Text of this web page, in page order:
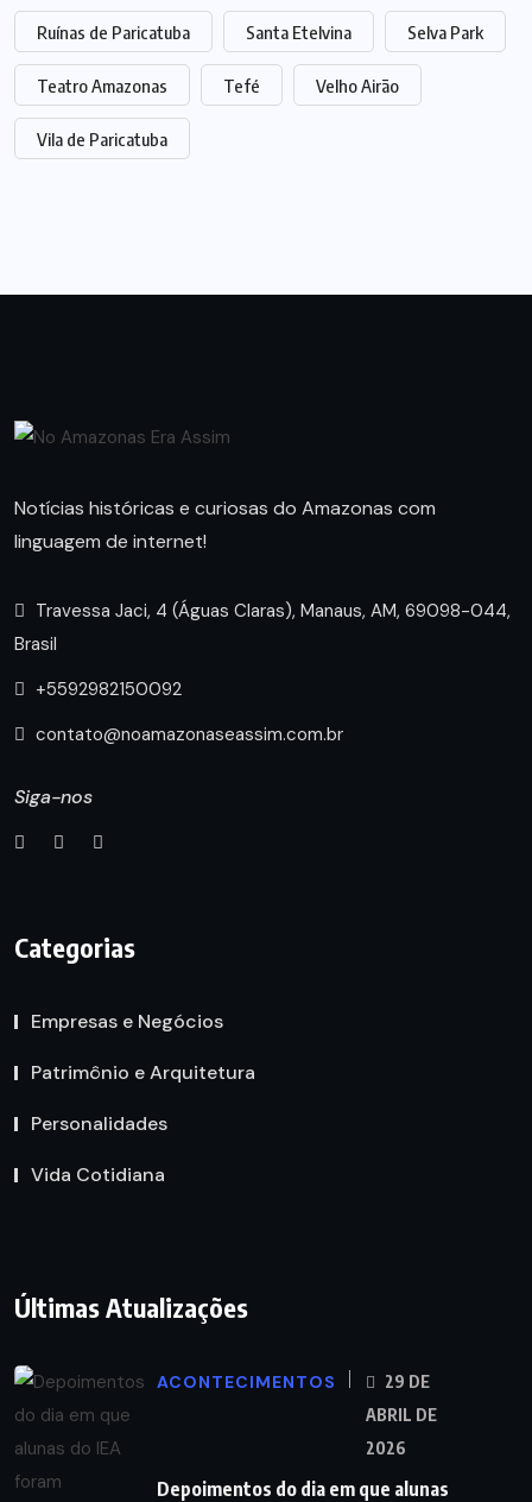
Ruínas de Paricatuba Santa Etelvina Selva Park
Teatro Amazonas Tefé Velho Airão
Vila de Paricatuba
Notícias históricas e curiosas do Amazonas com
linguagem de internet!
Travessa Jaci, 4 (Águas Claras), Manaus, AM, 69098-044,
Brasil
+5592982150092
contato@noamazonaseassim.com.br
Siga-nos
Categorias
Empresas e Negócios
Patrimônio e Arquitetura
Personalidades
Vida Cotidiana
Últimas Atualizações
ACONTECIMENTOS
29 DE
ABRIL DE
2026
Depoimentos do dia em que alunas